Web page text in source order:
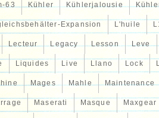
63 Kühler Kühlerjalousie
Expansion L'huile
Lecteur Legacy Lesson Leve
Liquides Live Llano Lock
Mages Mahle Maintenance
Maserati Masque Maxgear